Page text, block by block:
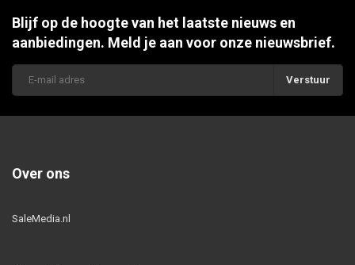
Blijf op de hoogte van het laatste nieuws en
aanbiedingen. Meld je aan voor onze nieuwsbrief.
Verstuur
Over ons
SaleMedia.nl